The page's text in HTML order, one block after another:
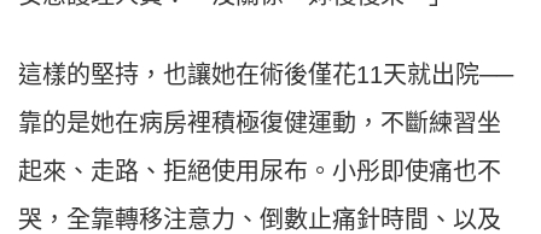
這樣的堅持，也讓她在術後僅花11天就出院──
靠的是她在病房裡積極復健運動，不斷練習坐
起來、走路、拒絕使用尿布。小彤即使痛也不
哭，全靠轉移注意力、倒數止痛針時間、以及